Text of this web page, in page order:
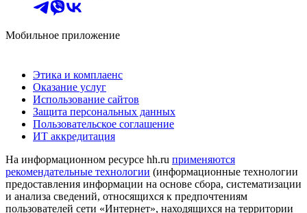
Мобильное приложение
Этика и комплаенс
Оказание услуг
Использование сайтов
Защита персональных данных
Пользовательское соглашение
ИТ аккредитация
На информационном ресурсе hh.ru применяются
рекомендательные технологии (информационные технологии
предоставления информации на основе сбора, систематизации
и анализа сведений, относящихся к предпочтениям
пользователей сети «Интернет», находящихся на территории